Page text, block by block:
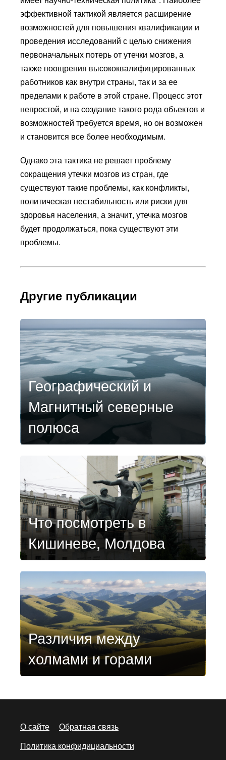
эффективной тактикой является расширение
возможностей для повышения квалификации и
проведения исследований с целью снижения
первоначальных потерь от утечки мозгов, а
также поощрения высококвалифицированных
работников как внутри страны, так и за ее
пределами к работе в этой стране. Процесс этот
непростой, и на создание такого рода объектов и
возможностей требуется время, но он возможен
и становится все более необходимым.
Однако эта тактика не решает проблему
сокращения утечки мозгов из стран, где
существуют такие проблемы, как конфликты,
политическая нестабильность или риски для
здоровья населения, а значит, утечка мозгов
будет продолжаться, пока существуют эти
проблемы.
Другие публикации
Географический и
Магнитный северные
полюса
Что посмотреть в
Кишиневе, Молдова
Различия между
холмами и горами
О сайте
Обратная связь
Политика конфидициальности